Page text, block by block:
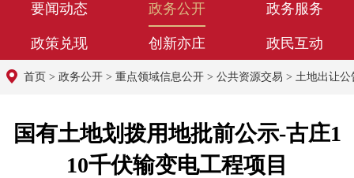
要闻动态 政务公开 政务服务
政策兑现 创新亦庄 政民互动
首页 > 政务公开 > 重点领域信息公开 > 公共资源交易 > 土地出让公
国有土地划拨用地批前公示-古庄1
10千伏输变电工程项目